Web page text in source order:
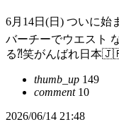
6月14日(日) ついに始
バーチーでウエスト
る⁈笑がんばれ日本
thumb_up 149
comment10
2026/06/14 21:48